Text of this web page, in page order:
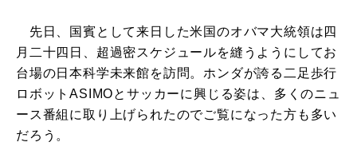
先日、国賓として来日した米国のオバマ大統領は四
月二十四日、超過密スケジュールを縫うようにしてお
台場の日本科学未来館を訪問。ホンダが誇る二足歩行
ロボットASIMOとサッカーに興じる姿は、多くのニュ
ース番組に取り上げられたのでご覧になった方も多い
だろう。